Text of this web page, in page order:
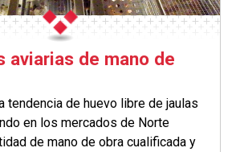
aviarias de mano de
tendencia de huevo libre de jaulas
en los mercados de Norte
de mano de obra cualificada y